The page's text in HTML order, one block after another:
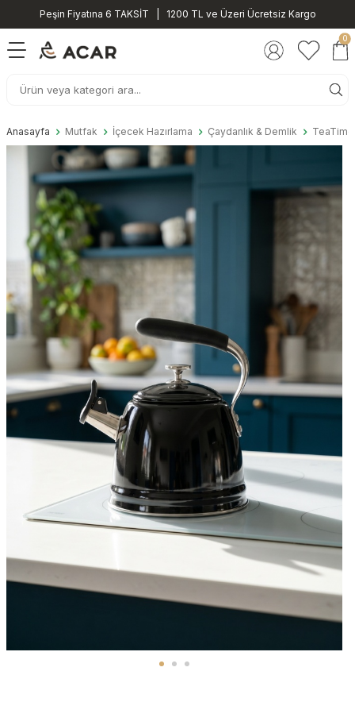
Peşin Fiyatına 6 TAKSİT | 1200 TL ve Üzeri Ücretsiz Kargo
0
Anasayfa Mutfak İçecek Hazırlama Çaydanlık & Demlik TeaTime